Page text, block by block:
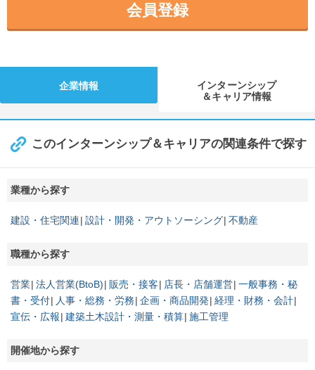
会員登録
企業情報
インターンシップ
＆キャリア情報
このインターンシップ＆キャリアの関連条件で探す
業種から探す
建設・住宅関連 設計・開発・アウトソーシング 不動産
職種から探す
営業 法人営業(BtoB) 販売・接客 店長・店舗運営 一般事務・秘
書・受付
人事・総務・労務 企画・商品開発 経理・財務・会計
宣伝・広報 建築土木設計・測量・積算 施工管理
開催地から探す